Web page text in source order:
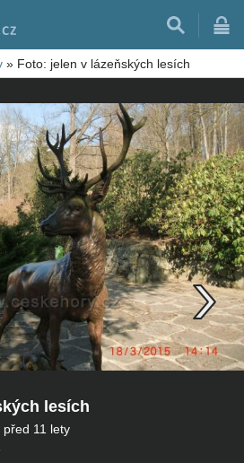
» Foto: jelen v lázeňských lesích
lesích
před 11 lety